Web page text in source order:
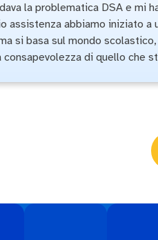
la problematica DSA e mi
assistenza abbiamo iniziato
si basa sul mondo
di quello che